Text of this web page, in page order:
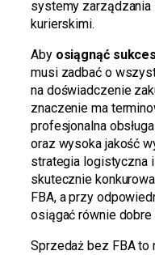
systemy
kurierskimi.
Aby osiągnąć
musi zadbać o
na doświadczenie
znaczenie ma
profesjonalna
oraz wysoka jakość
strategia logistyczna
skutecznie
FBA, a przy
osiągać równie
Sprzedaż bez FBA to